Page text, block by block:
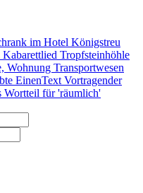
im Hotel Königstreu
Kabarettlied Tropfsteinhöhle
Wohnung Transportwesen
EinenText Vortragender
Wortteil für 'räumlich'